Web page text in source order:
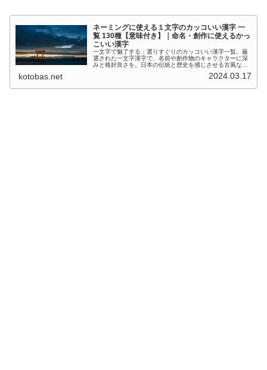
ネーミングに使える１文字のカッコいい漢字 一
覧 130種【意味付き】｜命名・創作に使えるかっ
こいい漢字
一文字で魅了する：選りすぐりのカッコいい漢字一覧。厳
選された一文字漢字で、名前や創作物のキャラクターに深
みと格好良さを。日本の伝統と歴史を感じさせる古風なが
kotobas.net 2024.03.17